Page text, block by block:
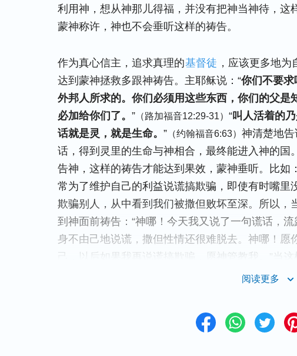
利用神，想从神那儿得福，并没有把神当神待，这
蒙神称许，神也不会垂听这样的祷告。
作为真心信主，追求真理的基督徒 ，应该更多地
达到蒙神拯救多跟神祷告。主耶稣说：“你们不要
外邦人所求的。你们必须用这些东西，你们的父
必加给你们了。 ” （路加福音12:29-31） “叫人活着的
话就是灵，就是生命。 ” （约翰福音6:63） 神清楚地
话，得到灵里的生命与神相合，最终能进入神的
告神，这样的祷告才能达到果效，蒙神垂听。比如
常为了维护自己的利益说谎搞欺骗，即使有时嘴里
欺骗别人，从中看到我们被撒但败坏至深。所以
到神面前祷告：“神哪！今天我又说了一句谎话，
身不由己地说谎，撒但性情还很难脱去。神哪！愿
己，以后如果我再说谎搞欺骗，愿神管教我。”当
就会在里面责备我们，让我们清楚地意识到，不能
绕生命进入祷告达到的果效。正如主耶稣说的：“
找，就寻见；叩门，就给你们开门。因为，凡祈求
阅读更多